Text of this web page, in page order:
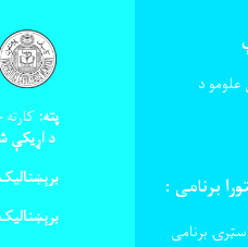
د
برنامی :
برنامی
پته:
د اړیکې